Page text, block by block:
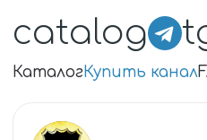
catalog
КаталогКупить канал